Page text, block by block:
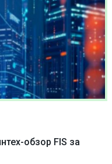
обзор FIS за